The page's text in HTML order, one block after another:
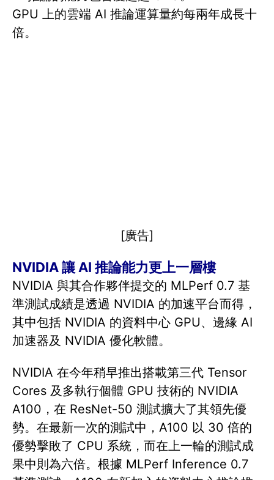
GPU 上的雲端 AI 推論運算量約每兩年成長十
倍。
[廣告]
NVIDIA 讓 AI 推論能力更上一層樓
NVIDIA 與其合作夥伴提交的 MLPerf 0.7 基
準測試成績是透過 NVIDIA 的加速平台而得，
其中包括 NVIDIA 的資料中心 GPU、邊緣 AI
加速器及 NVIDIA 優化軟體。
NVIDIA 在今年稍早推出搭載第三代 Tensor
Cores 及多執行個體 GPU 技術的 NVIDIA
A100，在 ResNet-50 測試擴大了其領先優
勢。在最新一次的測試中，A100 以 30 倍的
優勢擊敗了 CPU 系統，而在上一輪的測試成
果中則為六倍。根據 MLPerf Inference 0.7